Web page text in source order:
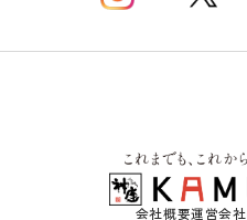
会社概要運営会社